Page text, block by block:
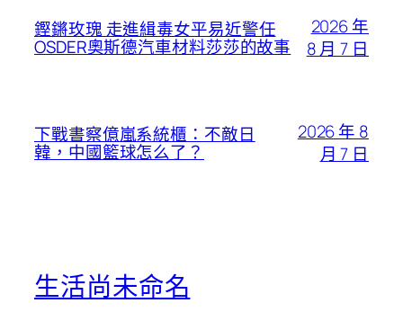
鏗鏘玫瑰 走進緝毒女平易近警任
OSDER奧斯德汽車材料莎莎的故事
2026 年
8 月 7 日
下戰書察億嵐系統櫃：不敵日
韓，中國籃球怎么了？
2026 年 8
月 7 日
生活尚未命名